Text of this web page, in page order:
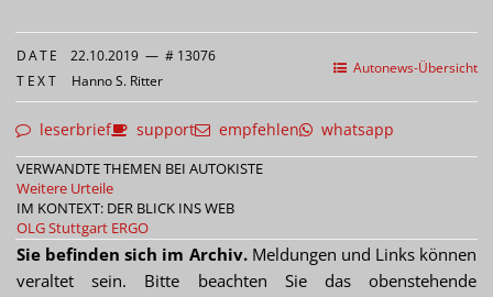
Autonews-Übersicht
DATE 22.10.2019 — # 13076
TEXT Hanno S. Ritter
leserbrief support empfehlen whatsapp
VERWANDTE THEMEN BEI AUTOKISTE
Weitere Urteile
IM KONTEXT: DER BLICK INS WEB
OLG Stuttgart ERGO
Sie befinden sich im Archiv.Meldungen und Links können
veraltet sein. Bitte beachten Sie das obenstehende